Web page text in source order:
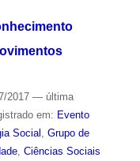
2017 — última
em: Evento
Social Grupo de
, Ciências Sociais